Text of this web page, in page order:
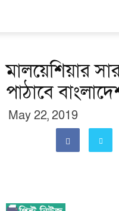
মালয়েশিয়ার
পাঠাবে
May 22, 2019